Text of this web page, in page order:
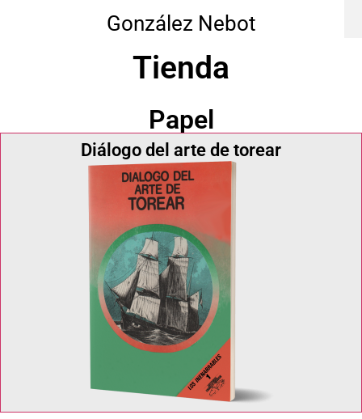
González Nebot
Tienda
Papel
Diálogo del arte de torear